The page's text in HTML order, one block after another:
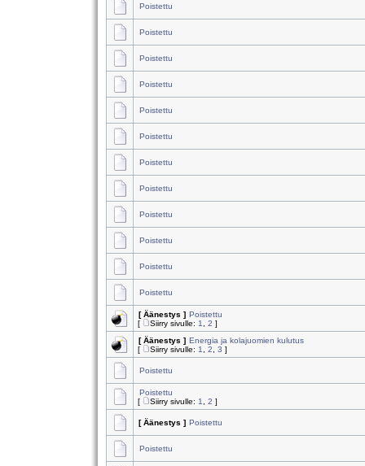
Poistettu
Poistettu
Poistettu
Poistettu
Poistettu
Poistettu
Poistettu
Poistettu
Poistettu
Poistettu
Poistettu
Poistettu
[ Äänestys ] Poistettu
[
Siirry sivulle: 1 2 ]
[ Äänestys ] Energia ja kolajuomien kulutus
[
Siirry sivulle: 1 2 3 ]
Poistettu
Poistettu
[
Siirry sivulle: 1 2 ]
[ Äänestys ] Poistettu
Poistettu